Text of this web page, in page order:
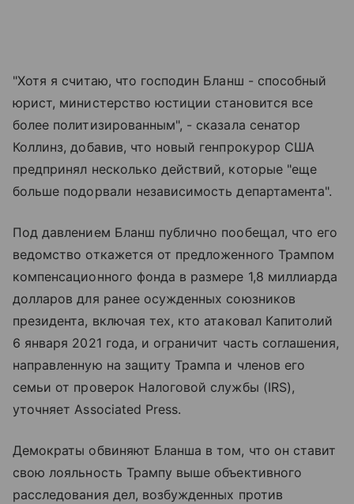
"Хотя я считаю, что господин Бланш - способный
юрист, министерство юстиции становится все
более политизированным", - сказала сенатор
Коллинз, добавив, что новый генпрокурор США
предпринял несколько действий, которые "еще
больше подорвали независимость департамента".
Под давлением Бланш публично пообещал, что его
ведомство откажется от предложенного Трампом
компенсационного фонда в размере 1,8 миллиарда
долларов для ранее осужденных союзников
президента, включая тех, кто атаковал Капитолий
6 января 2021 года, и ограничит часть соглашения,
направленную на защиту Трампа и членов его
семьи от проверок Налоговой службы (IRS),
уточняет Associated Press.
Демократы обвиняют Бланша в том, что он ставит
свою лояльность Трампу выше объективного
расследования дел, возбужденных против